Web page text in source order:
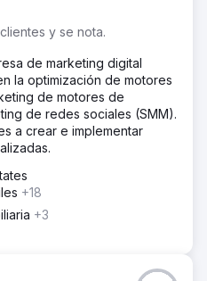
y se nota.
de marketing digital
la optimización de motores
de motores de
de redes sociales (SMM).
a crear e implementar
+18
+3